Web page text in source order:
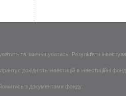
та зменьшуватись. Результати
дохідність інвестицій в інвестиційні
з документами фонду.